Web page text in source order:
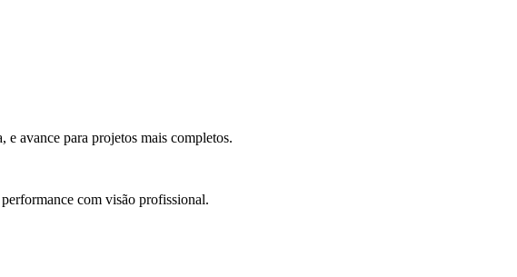
avance para projetos mais completos.
com visão profissional.